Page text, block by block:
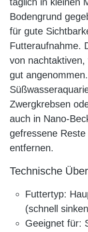
Bodengrund
für gute
Futteraufnahme.
von
gut
Zwergkrebsen
auch in Nano-
gefressene
entfernen.
Technische
Futtertyp:
(schnell
Geeignet für: